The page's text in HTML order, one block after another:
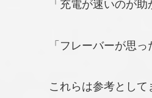
「充電が速いのが
「フレーバーが思
これらは参考とし